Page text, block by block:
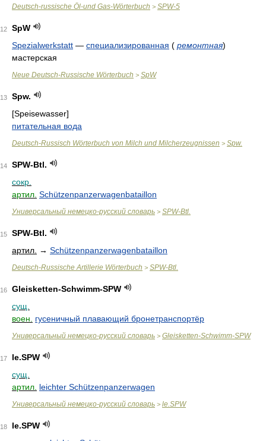
Deutsch-russische Öl-und Gas-Wörterbuch > SPW-5
12
SpW
Spezialwerkstatt — специализированная ( ремонтная)
мастерская
Neue Deutsch-Russische Wörterbuch > SpW
13
Spw.
[Speisewasser]
питательная вода
Deutsch-Russisch Wörterbuch von Milch und Milcherzeugnissen > Spw.
14
SPW-Btl.
сокр.
артил. Schützenpanzerwagenbataillon
Универсальный немецко-русский словарь > SPW-Btl.
15
SPW-Btl.
артил.
→ Schützenpanzerwagenbataillon
Deutsch-Russische Artillerie Wörterbuch > SPW-Btl.
16
Gleisketten-Schwimm-SPW
сущ.
воен.
гусеничный плавающий бронетранспортёр
Универсальный немецко-русский словарь > Gleisketten-Schwimm-SPW
17
le.SPW
сущ.
артил. leichter Schützenpanzerwagen
Универсальный немецко-русский словарь > le.SPW
18
le.SPW